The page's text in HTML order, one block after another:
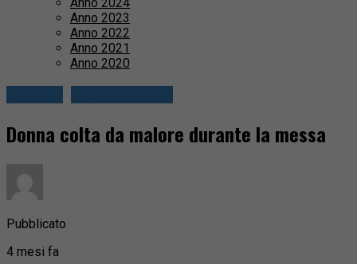
Anno 2024
Anno 2023
Anno 2022
Anno 2021
Anno 2020
Donna colta da malore durante la messa
Pubblicato
4 mesi fa